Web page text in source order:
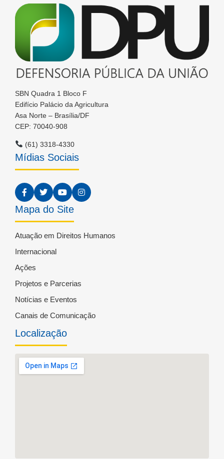
SBN Quadra 1 Bloco F
Edifício Palácio da Agricultura
Asa Norte – Brasília/DF
CEP: 70040-908
(61) 3318-4330
Mídias Sociais
Mapa do Site
Atuação em Direitos Humanos
Internacional
Ações
Projetos e Parcerias
Notícias e Eventos
Canais de Comunicação
Localização